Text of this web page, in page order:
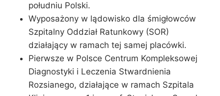
południu Polski.
Wyposażony w lądowisko dla śmigłowców
Szpitalny Oddział Ratunkowy (SOR)
działający w ramach tej samej placówki.
Pierwsze w Polsce Centrum Kompleksowej
Diagnostyki i Leczenia Stwardnienia
Rozsianego, działające w ramach Szpitala